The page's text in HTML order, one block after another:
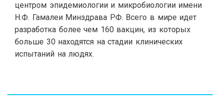
центром эпидемиологии и микробиологии имени
Н.Ф. Гамалеи Минздрава РФ. Всего в мире идет
разработка более чем 160 вакцин, из которых
больше 30 находятся на стадии клинических
испытаний на людях.